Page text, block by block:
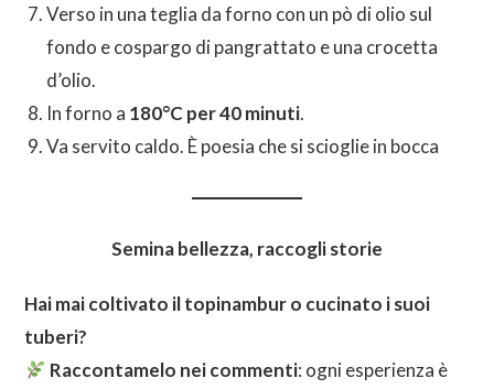
Verso in una teglia da forno con un pò di olio sul
fondo e cospargo di pangrattato e una crocetta
d’olio.
In forno a 180°C per 40 minuti.
Va servito caldo. È poesia che si scioglie in bocca
Semina bellezza, raccogli storie
Hai mai coltivato il topinambur o cucinato i suoi
tuberi?
Raccontamelo nei commenti: ogni esperienza è